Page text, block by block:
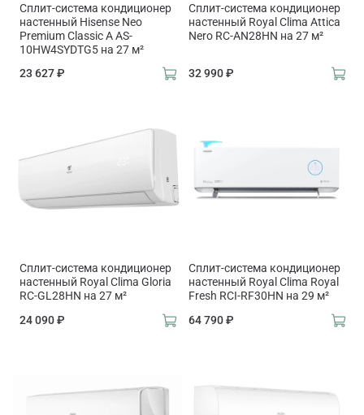
Сплит-система кондиционер
настенный Hisense Neo
Premium Classic A AS-
10HW4SYDTG5 на 27 м²
23 627 ₽
Сплит-система кондиционер
настенный Royal Clima Attica
Nero RC-AN28HN на 27 м²
32 990 ₽
Сплит-система кондиционер
настенный Royal Clima Gloria
RC-GL28HN на 27 м²
24 090 ₽
Сплит-система кондиционер
настенный Royal Clima Royal
Fresh RCI-RF30HN на 29 м²
64 790 ₽